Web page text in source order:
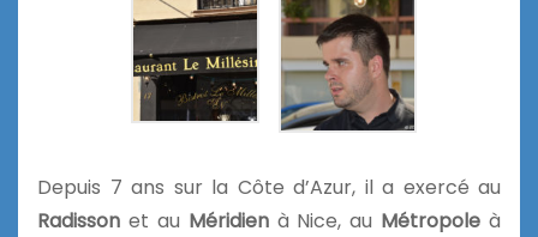
Depuis 7 ans sur la Côte d’Azur, il a exercé au
Radisson et au Méridienà Nice, au Métropole à